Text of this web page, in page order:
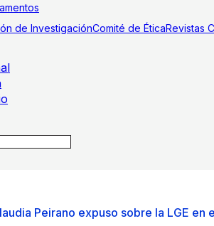
de InvestigaciónComité de ÉticaRevistas
Peirano expuso sobre la LGE en